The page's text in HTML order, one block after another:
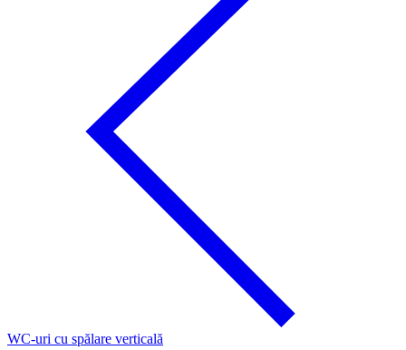
WC-uri cu spălare verticală